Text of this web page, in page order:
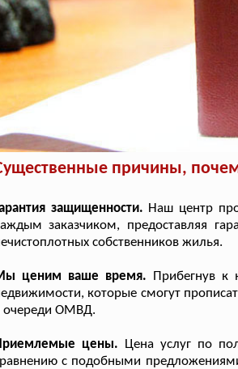
причины,
защищенности. Наш центр
заказчиком, предоставляя
собственников жилья.
ценим ваше время. Прибегнув к
которые смогут
очереди ОМВД.
цены. Цена услуг по
с подобными